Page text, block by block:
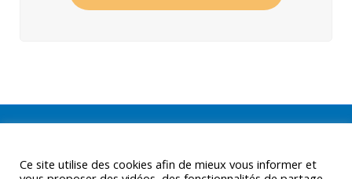
Ce site utilise des cookies afin de mieux vous informer et